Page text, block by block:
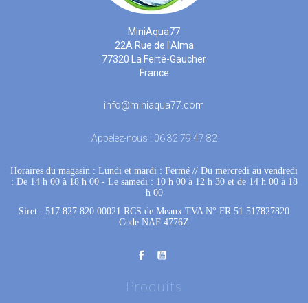
MiniAqua77
22A Rue de l'Alma
77320 La Ferté-Gaucher
France
info@miniaqua77.com
Appelez-nous : 06 32 79 47 82
Horaires du magasin : Lundi et mardi : Fermé // Du mercredi au vendredi
: De 14 h 00 à 18 h 00 - Le samedi : 10 h 00 à 12 h 30 et de 14 h 00 à 18
h 00
Siret : 517 827 820 00021 RCS de Meaux TVA N° FR 51 517827820
Code NAF 4776Z
Produits